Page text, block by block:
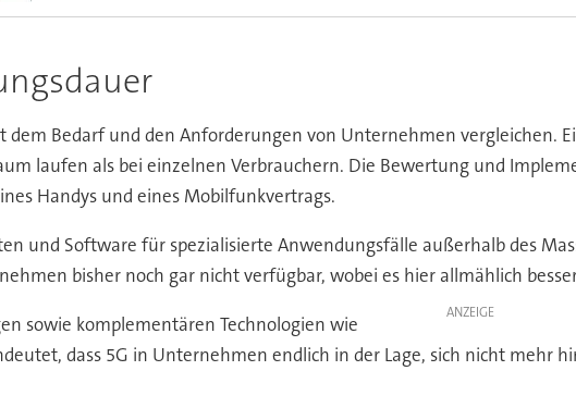
Bedarf und den Anforderungen von Unternehmen vergleichen.
laufen als bei einzelnen Verbrauchern. Die Bewertung und
Handys und eines Mobilfunkvertrags.
und Software für spezialisierte Anwendungsfälle außerhalb des
bisher noch gar nicht verfügbar, wobei es hier allmählich
ANZEIGE
sowie komplementären Technologien wie
dass 5G in Unternehmen endlich in der Lage, sich nicht mehr